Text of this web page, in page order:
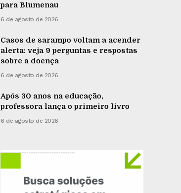
para Blumenau
6 de agosto de 2026
Casos de sarampo voltam a acender
alerta: veja 9 perguntas e respostas
sobre a doença
6 de agosto de 2026
Após 30 anos na educação,
professora lança o primeiro livro
6 de agosto de 2026